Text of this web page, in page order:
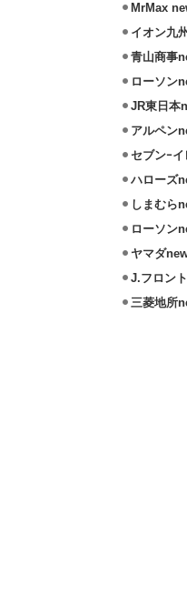
MrMax
イオン九
青山商事
ローソン
JR東日本
アルペン
セブンｰ
ハローズ
しまむら
ローソン
ヤマダ
J.フロン
三菱地所